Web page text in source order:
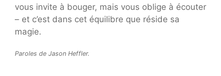
vous invite à bouger, mais vous oblige à écouter
– et c’est dans cet équilibre que réside sa
magie.
Paroles de Jason Heffler.